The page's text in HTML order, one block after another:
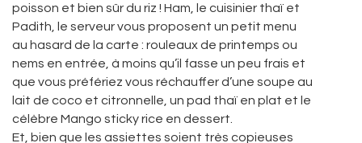
poisson et bien sûr du riz ! Ham, le cuisinier thaï et
Padith, le serveur vous proposent un petit menu
au hasard de la carte : rouleaux de printemps ou
nems en entrée, à moins qu’il fasse un peu frais et
que vous préfériez vous réchauffer d’une soupe au
lait de coco et citronnelle, un pad thaï en plat et le
célèbre Mango sticky rice en dessert.
Et, bien que les assiettes soient très copieuses